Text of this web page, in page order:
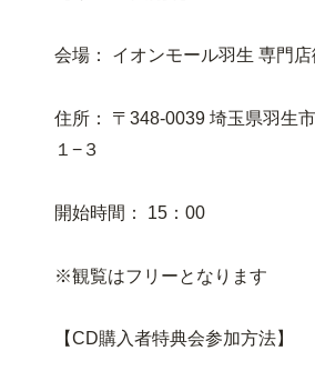
会場： イオンモール羽生 専門店
住所： 〒348-0039 埼玉県羽生
１−３
開始時間： 15：00
※観覧はフリーとなります
【CD購入者特典会参加方法】